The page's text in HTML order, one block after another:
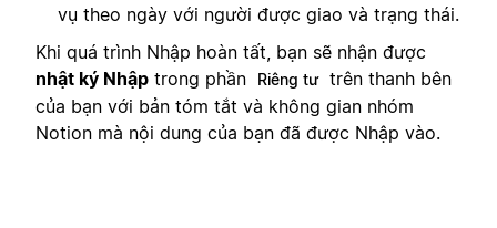
vụ theo ngày với người được giao và trạng thái.
Khi quá trình Nhập hoàn tất, bạn sẽ nhận được
nhật ký Nhập trong phần Riêng tư trên thanh bên
của bạn với bản tóm tắt và không gian nhóm
Notion mà nội dung của bạn đã được Nhập vào.